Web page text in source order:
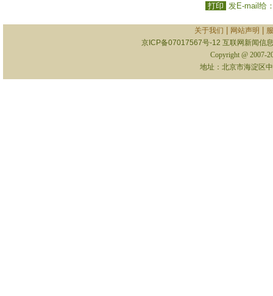
打印 发E-mail给
关于我们 网站声明
京ICP备07017567号-12 互联网新闻信
Copyright @ 2007-
地址：北京市海淀区